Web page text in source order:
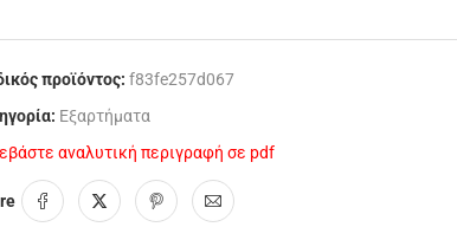
προϊόντος: f83fe257d067
Εξαρτήματα
αναλυτική περιγραφή σε pdf